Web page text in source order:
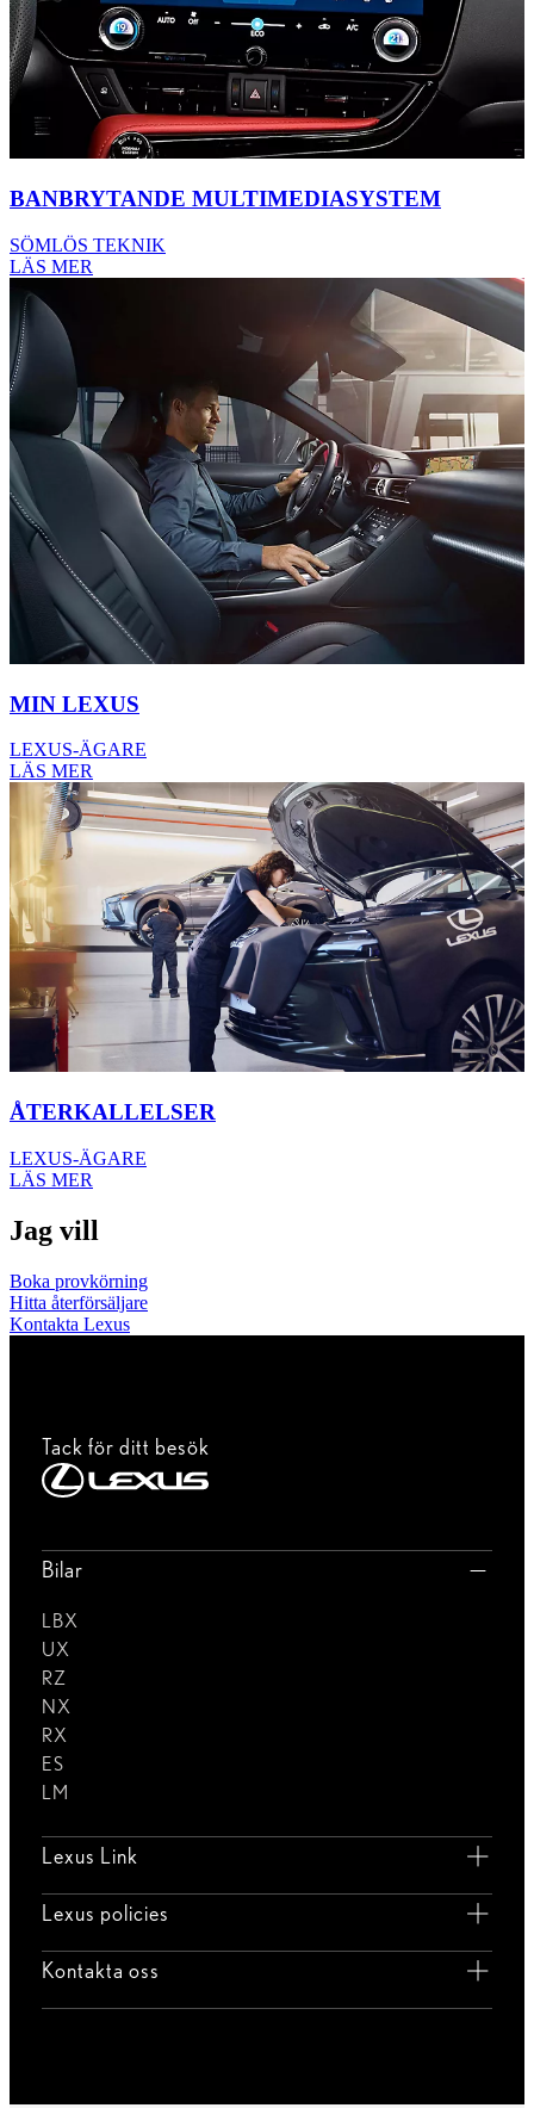
BANBRYTANDE MULTIMEDIASYSTEM
SÖMLÖS TEKNIK
LÄS MER
MIN LEXUS
LEXUS-ÄGARE
LÄS MER
ÅTERKALLELSER
LEXUS-ÄGARE
LÄS MER
Jag vill
Boka provkörning
Hitta återförsäljare
Kontakta Lexus
Tack för ditt besök
Bilar
LBX
UX
RZ
NX
RX
ES
LM
Lexus Link
Lexus policies
Kontakta oss